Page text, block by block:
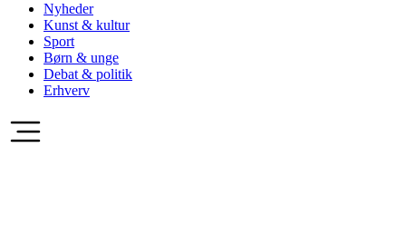
Nyheder
Kunst & kultur
Sport
Børn & unge
Debat & politik
Erhverv